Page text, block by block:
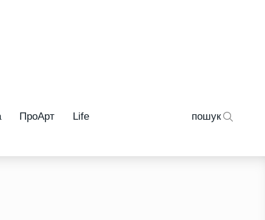
ПроАрт Life пошук